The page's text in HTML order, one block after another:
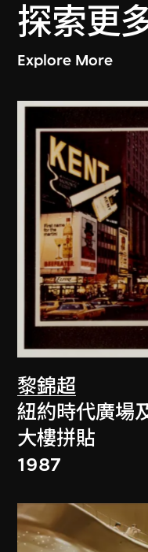
探索更
Explore More
黎錦超
紐約時代廣場
大樓拼貼
1987